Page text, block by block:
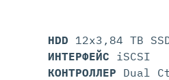
HDD 12x3,84 TB
ИНТЕРФЕЙС iSCSI
КОНТРОЛЛЕР Dual